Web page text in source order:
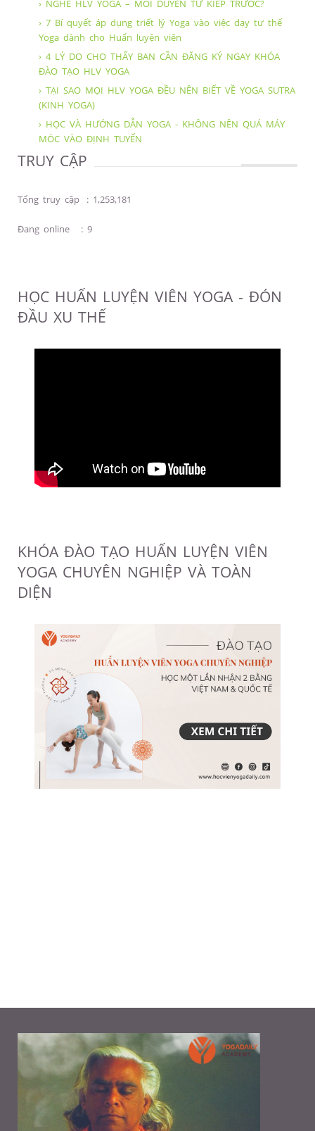
› NGHỀ HLV YOGA – MỐI DUYÊN TỪ KIẾP TRƯỚC?
› 7 Bí quyết áp dụng triết lý Yoga vào việc dạy tư thế
Yoga dành cho Huấn luyện viên
› 4 LÝ DO CHO THẤY BẠN CẦN ĐĂNG KÝ NGAY KHÓA
ĐÀO TẠO HLV YOGA
› TẠI SAO MỌI HLV YOGA ĐỀU NÊN BIẾT VỀ YOGA SUTRA
(KINH YOGA)
› HỌC VÀ HƯỚNG DẪN YOGA - KHÔNG NÊN QUÁ MÁY
MÓC VÀO ĐỊNH TUYẾN
TRUY CẬP
Tổng truy cập : 1,253,181
Đang online : 9
HỌC HUẤN LUYỆN VIÊN YOGA - ĐÓN
ĐẦU XU THẾ
KHÓA ĐÀO TẠO HUẤN LUYỆN VIÊN
YOGA CHUYÊN NGHIỆP VÀ TOÀN
DIỆN